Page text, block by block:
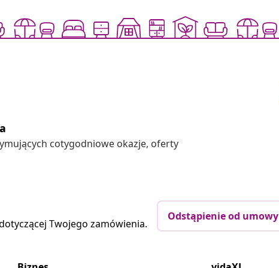
cotygodniowe okazje, oferty
Twojego zamówienia.
Odstąpienie od umowy